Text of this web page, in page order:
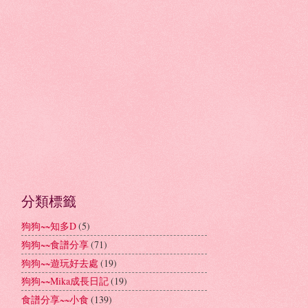
分類標籤
狗狗~~知多D(5)
狗狗~~食譜分享(71)
狗狗~~遊玩好去處 (19)
狗狗~~Mika成長日記(19)
食譜分享~~小食 (139)